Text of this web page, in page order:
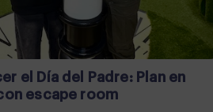
el Día del Padre: Plan en
escape room